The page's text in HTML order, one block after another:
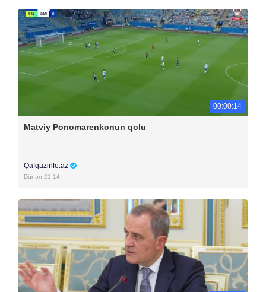
00:00:14
Matviy Ponomarenkonun qolu
Qafqazinfo.az
Dünən 21:14